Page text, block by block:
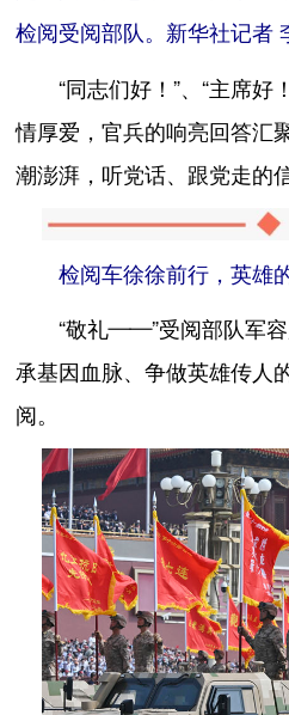
检阅受阅部队。新华社记者
“同志们好！”、“主席好
情厚爱，官兵的响亮回答汇
潮澎湃，听党话、跟党走的
检阅车徐徐前行，英雄
“敬礼——”受阅部队军容
承基因血脉、争做英雄传人
阅。